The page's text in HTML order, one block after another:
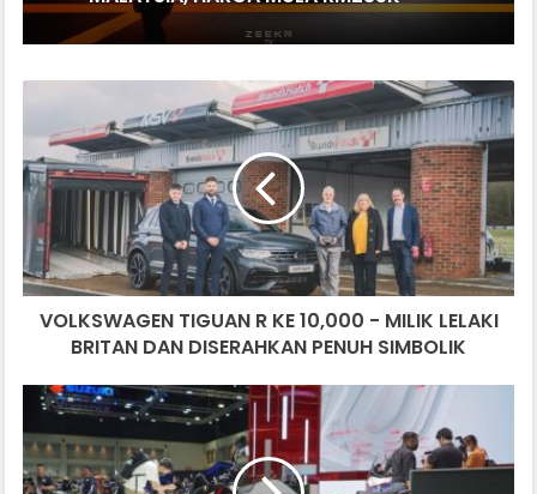
DIPERKENALKAN, TERHAD 200 UNIT DI
MALAYSIA, HARGA MULA RM235K
SUZUKI LANTIK CARSOME SEBAGAI
RAKAN DAGANGAN TUKAR BELI RASMI
R
KE
10,000
MILIK
LELAKI
BRITAN
DAN
DISERAHKAN
SIMBOLIK
VOLKSWAGEN TIGUAN R KE 10,000 - MILIK LELAKI
BRITAN DAN DISERAHKAN PENUH SIMBOLIK
BIMS
2023:
HONDA
HORNET